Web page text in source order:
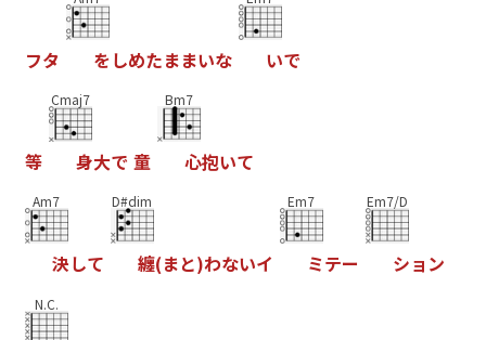
フタ をしめたままいな いで
等
Cmaj7
身大で 童
Bm7
心抱いて
Am7
決して
D#dim
纏(まと)わないイ
Em7
ミテー
Em7/D
ショ ン
N.C.